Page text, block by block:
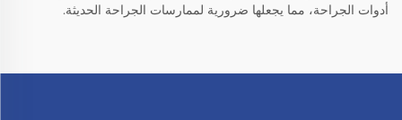
أدوات الجراحة، مما يجعلها ضرورية لممارسات الجراحة الحديثة.